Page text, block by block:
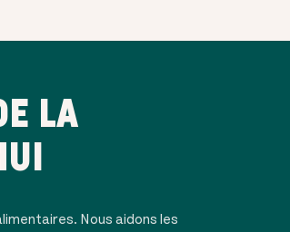
LA
Nous aidons les